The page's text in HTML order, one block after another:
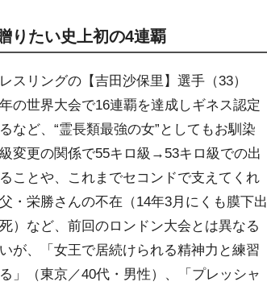
りたい史上初の4連覇
スリングの【吉田沙保里】選手（33）
の世界大会で16連覇を達成しギネス認定
など、“霊長類最強の女”としてもお馴染
変更の関係で55キロ級→53キロ級での出
ことや、これまでセコンドで支えてくれ
・栄勝さんの不在（14年3月にくも膜下出
）など、前回のロンドン大会とは異なる
が、「女王で居続けられる精神力と練習
」（東京／40代・男性）、「プレッシャ